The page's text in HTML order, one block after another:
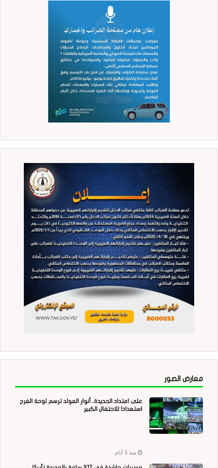
معارض الصور
على امتداد الحديدة.. أنوار المولد ترسم لوحة الفرح
استعدادا للاحتفال الكبير
منذ 3 أيام